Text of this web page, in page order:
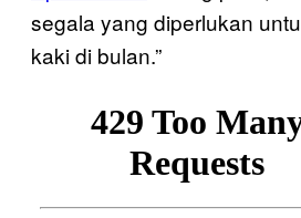
segala yang diperlukan
kaki di bulan.”